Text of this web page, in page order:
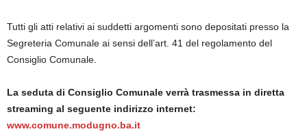
Tutti gli atti relativi ai suddetti argomenti sono depositati presso la
Segreteria Comunale ai sensi dell’art. 41 del regolamento del
Consiglio Comunale.
La seduta di Consiglio Comunale verrà trasmessa in diretta
streaming al seguente indirizzo internet:
www.comune.modugno.ba.it